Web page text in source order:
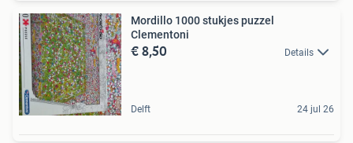
Mordillo 1000 stukjes puzzel
Clementoni
€ 8,50 Details
Delft 24 jul 26